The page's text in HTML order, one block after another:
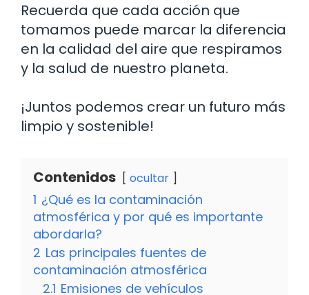
Recuerda que cada acción que
tomamos puede marcar la diferencia
en la calidad del aire que respiramos
y la salud de nuestro planeta.
¡Juntos podemos crear un futuro más
limpio y sostenible!
Contenidos ocultar
1 ¿Qué es la contaminación
atmosférica y por qué es importante
abordarla?
2 Las principales fuentes de
contaminación atmosférica
2.1 Emisiones de vehículos